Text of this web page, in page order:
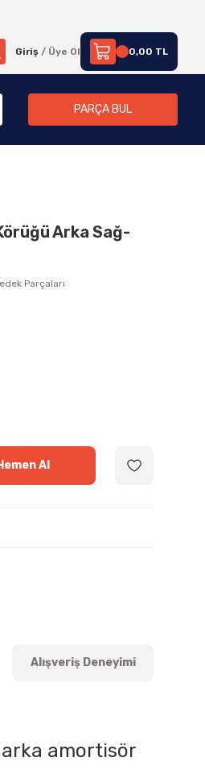
Giriş / Üye Ol 0,00 TL
PARÇA BUL
Arka Sağ-
Parçaları
Al
Alışveriş Deneyimi
amortisör